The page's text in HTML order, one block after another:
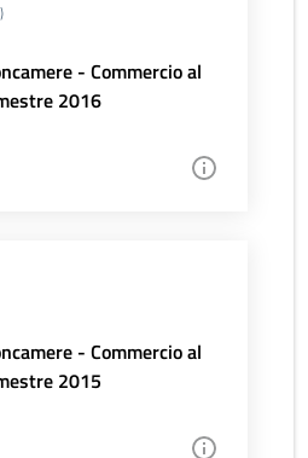
- Commercio al
2016
- Commercio al
2015